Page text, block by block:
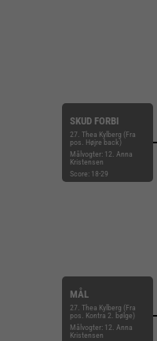
SKUD FORBI
27. Thea Kylberg (Fra
pos. Højre back)
Målvogter: 12. Anna
Kristensen
Score: 18-29
MÅL
27. Thea Kylberg (Fra
pos. Kontra 2. bølge)
Målvogter: 12. Anna
Kristensen